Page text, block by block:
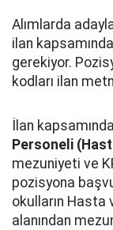
Alımlarda
ilan
gerekiyor.
kodları ilan
İlan
Personeli
mezuniyeti ve
pozisyona
okulların Hasta
alanından